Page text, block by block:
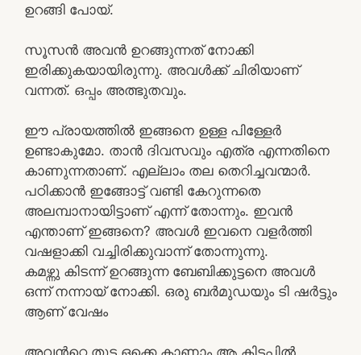
ഉറങ്ങി പോയ്‌.
സൂസൻ അവൻ ഉറങ്ങുന്നത് നോക്കി
ഇരിക്കുകയായിരുന്നു. അവൾക്ക് ചിരിയാണ്
വന്നത്. ഒപ്പം അത്ഭുതവും.
ഈ പ്രായത്തിൽ ഇങ്ങനെ ഉള്ള പിള്ളേർ
ഉണ്ടാകുമോ. താൻ ദിവസവും എത്ര എന്നതിനെ
കാണുന്നതാണ്. എല്ലാം തല തെറിച്ചവന്മാർ.
പഠിക്കാൻ ഇങ്ങോട്ട് വണ്ടി കേറുന്നതെ
അലമ്പാനായിട്ടാണ് എന്ന് തോന്നും. ഇവൻ
എന്താണ് ഇങ്ങനെ? അവൾ ഇവനെ വളർത്തി
വഷളാക്കി വച്ചിരിക്കുവാന്ന് തോന്നുന്നു.
കമഴ്ന്നു കിടന്ന് ഉറങ്ങുന്ന ബേബിക്കുട്ടനെ അവൾ
ഒന്ന് നന്നായ് നോക്കി. ഒരു ബർമുഡയും ടി ഷർട്ടും
ആണ് വേഷം
അവൻറ്റെ തുട ഒക്കെ കാണാം ആ കിടപ്പിൽ.